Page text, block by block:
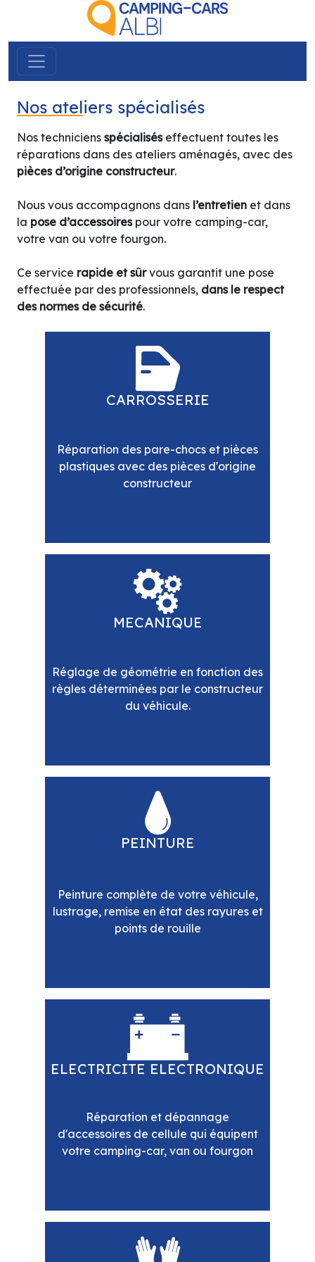
Nos ateliers spécialisés
Nos techniciens spécialiséseffectuent toutes les
réparations dans des ateliers aménagés, avec des
pièces d’origine constructeur.
Nous vous accompagnons dans l’entretien et dans
la pose d’accessoirespour votre camping-car,
votre van ou votre fourgon.
Ce service rapide et sûrvous garantit une pose
effectuée par des professionnels, dans le respect
des normes de sécurité.
CARROSSERIE
Réparation des pare-chocs et pièces
plastiques avec des pièces d'origine
constructeur
MECANIQUE
Réglage de géométrie en fonction des
règles déterminées par le constructeur
du véhicule.
PEINTURE
Peinture complète de votre véhicule,
lustrage, remise en état des rayures et
points de rouille
ELECTRICITE ELECTRONIQUE
Réparation et dépannage
d'accessoires de cellule qui équipent
votre camping-car, van ou fourgon